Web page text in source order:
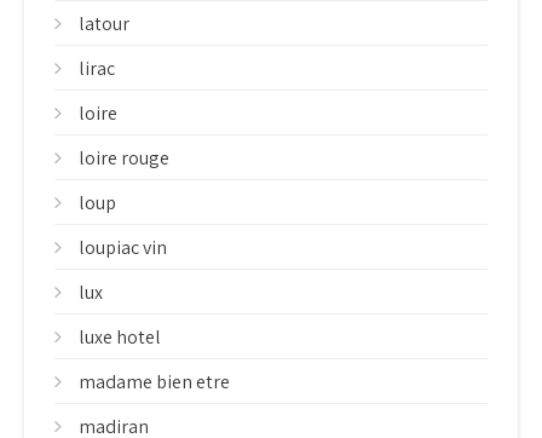
latour
lirac
loire
loire rouge
loup
loupiac vin
lux
luxe hotel
madame bien etre
madiran